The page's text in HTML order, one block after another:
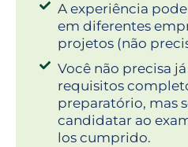
A experiência
em diferentes
projetos (não
Você não precisa já
requisitos
preparatório, mas
candidatar ao
los cumprido.